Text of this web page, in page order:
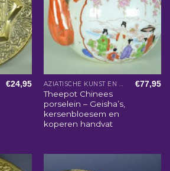
€24,95
Theepot Chinees
porselein – Geisha’s,
kersenbloesem en
koperen handvat
€77,95